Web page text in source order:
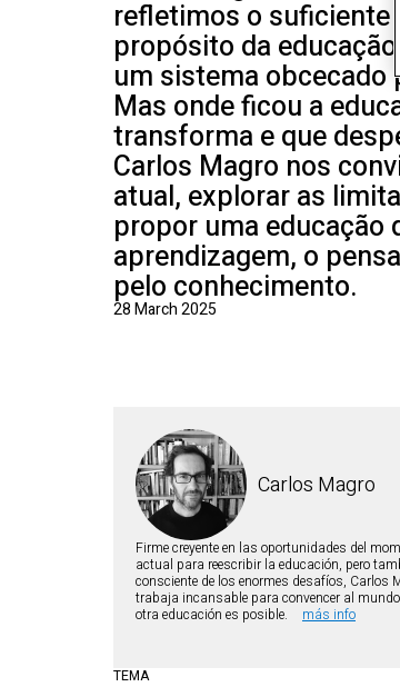
refletimos o suficiente
propósito da
um sistema
Mas onde ficou a
transforma e que
Carlos Magro nos
atual, explorar as
propor uma educação
aprendizagem, o
pelo conhecimento.
28 March 2025
Carlos Magro
Firme creyente en las oportunidades del
actual para reescribir la educación, pero
consciente de los enormes desafíos, Carlos
trabaja incansable para convencer al
otra educación es posible.
más info
TEMA